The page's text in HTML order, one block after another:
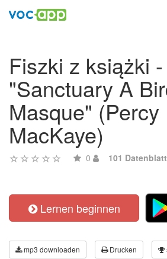
Fiszki z książki -
"Sanctuary A
Masque" (Percy
MacKaye)
0 101 Datenblatt
Lernen beginnen
mp3 downloaden Drucken